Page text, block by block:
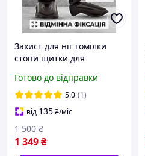
Захист для ніг гомілки
стопи щитки для
накладки тайського боксу
мма карате єдиноборств
защитка Venum S
Готово до відправки
5.0 (1)
від 135₴/міс
1 349₴
1 500 ₴